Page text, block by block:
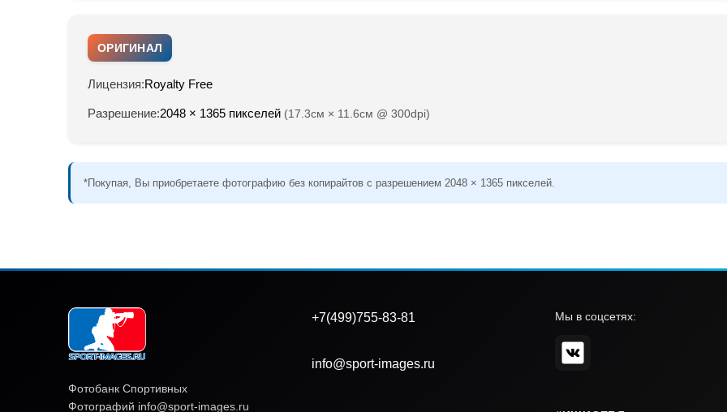
ОРИГИНАЛ
Лицензия:Royalty Free
Разрешение:2048 × 1365 пикселей (17.3см × 11.6см @ 300dpi)
*Покупая, Вы приобретаете фотографию без копирайтов с разрешением 2048 × 1365 пикселей.
Фотобанк Спортивных
Фотографий info@sport-images.ru
+7(499)755-83-81
info@sport-images.ru
Мы в соцсетях: